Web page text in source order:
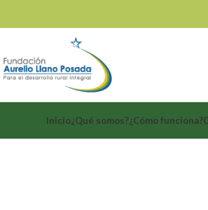
Inicio¿Qué somos?¿Cómo funciona?